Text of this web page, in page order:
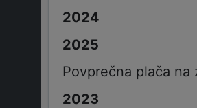
Povprečna plača na